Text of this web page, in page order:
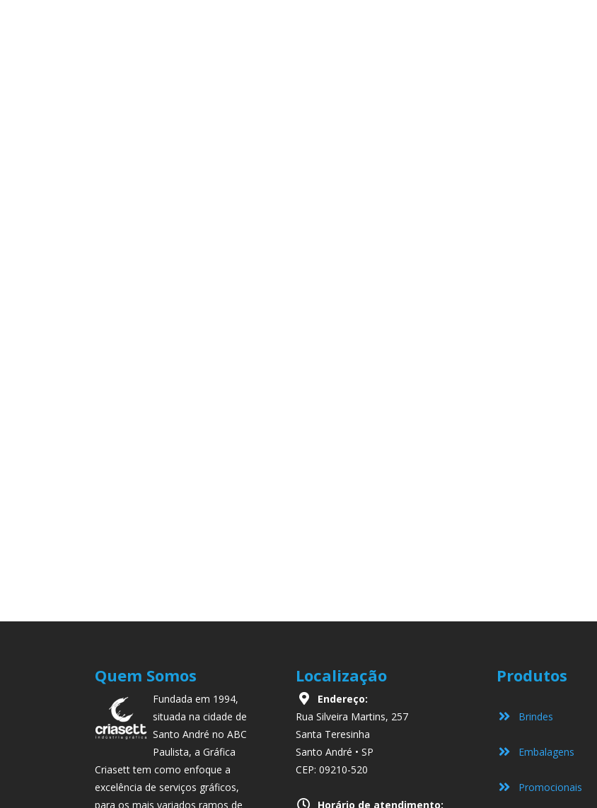
Quem Somos
Fundada em 1994,
situada na cidade de
Santo André no ABC
Paulista, a Gráfica
Criasett tem como enfoque a
excelência de serviços gráficos,
para os mais variados ramos de
Localização
Endereço:
Rua Silveira Martins, 257
Santa Teresinha
Santo André • SP
CEP: 09210-520
Horário de atendimento:
Produtos
Brindes
Embalagens
Promocionais